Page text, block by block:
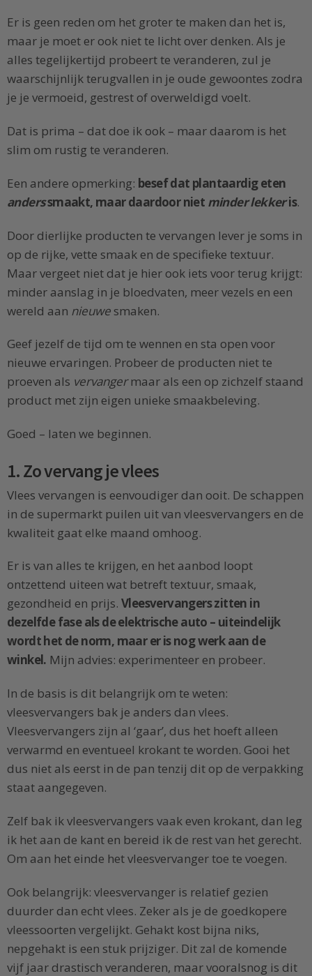
Er is geen reden om het groter te maken dan het is,
maar je moet er ook niet te licht over denken. Als je
alles tegelijkertijd probeert te veranderen, zul je
waarschijnlijk terugvallen in je oude gewoontes zodra
je je vermoeid, gestrest of overweldigd voelt.
Dat is prima – dat doe ik ook – maar daarom is het
slim om rustig te veranderen.
Een andere opmerking: besef dat plantaardig eten
anderssmaakt, maar daardoor niet minder lekkeris.
Door dierlijke producten te vervangen lever je soms in
op de rijke, vette smaak en de specifieke textuur.
Maar vergeet niet dat je hier ook iets voor terug krijgt:
minder aanslag in je bloedvaten, meer vezels en een
wereld aan nieuwe smaken.
Geef jezelf de tijd om te wennen en sta open voor
nieuwe ervaringen. Probeer de producten niet te
proeven als vervangermaar als een op zichzelf staand
product met zijn eigen unieke smaakbeleving.
Goed – laten we beginnen.
1. Zo vervang je vlees
Vlees vervangen is eenvoudiger dan ooit. De schappen
in de supermarkt puilen uit van vleesvervangers en de
kwaliteit gaat elke maand omhoog.
Er is van alles te krijgen, en het aanbod loopt
ontzettend uiteen wat betreft textuur, smaak,
gezondheid en prijs. Vleesvervangers zitten in
dezelfde fase als de elektrische auto – uiteindelijk
wordt het de norm, maar er is nog werk aan de
winkel. Mijn advies: experimenteer en probeer.
In de basis is dit belangrijk om te weten:
vleesvervangers bak je anders dan vlees.
Vleesvervangers zijn al ‘gaar’, dus het hoeft alleen
verwarmd en eventueel krokant te worden. Gooi het
dus niet als eerst in de pan tenzij dit op de verpakking
staat aangegeven.
Zelf bak ik vleesvervangers vaak even krokant, dan leg
ik het aan de kant en bereid ik de rest van het gerecht.
Om aan het einde het vleesvervanger toe te voegen.
Ook belangrijk: vleesvervanger is relatief gezien
duurder dan echt vlees. Zeker als je de goedkopere
vleessoorten vergelijkt. Gehakt kost bijna niks,
nepgehakt is een stuk prijziger. Dit zal de komende
vijf jaar drastisch veranderen, maar vooralsnog is dit